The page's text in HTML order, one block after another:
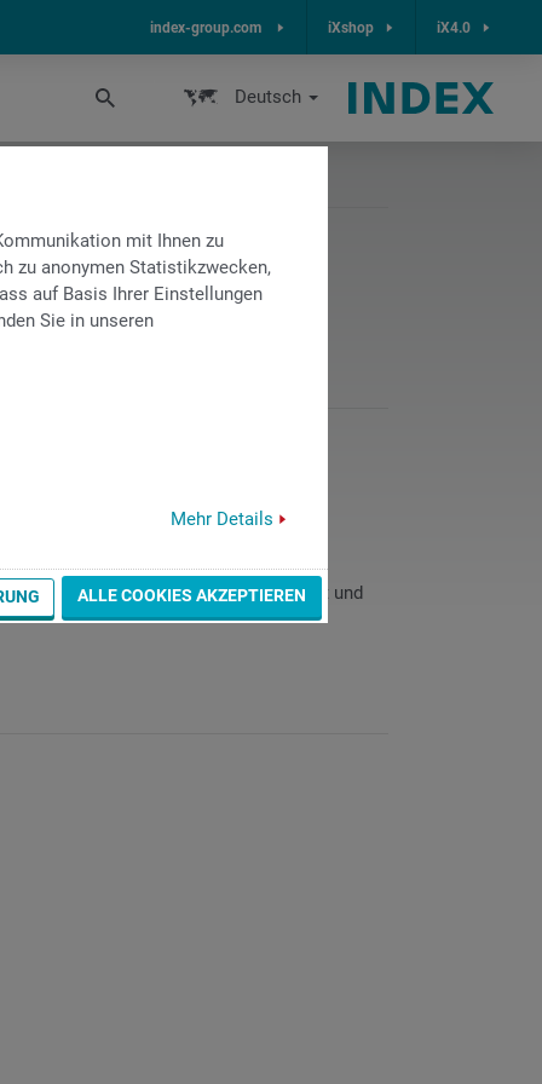
mit Ihnen zu
zu anonymen Statistikzwecken,
auf Basis Ihrer Einstellungen
Sie in unseren
Mehr Details
ALLE COOKIES AKZEPTIEREN
index-group.com iXshop iX4.0
Deutsch
TRAUB
den
Mitsubishi-Steuerungen eingesetzt und